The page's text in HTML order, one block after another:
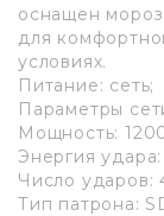
оснащен
для
условиях.
Питание: сеть;
Параметры
Мощность:
Энергия
Число ударов:
Тип патрона: